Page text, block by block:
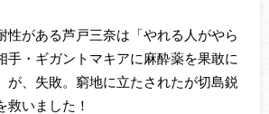
性がある芦戸三奈は「やれる人がやら
手・ギガントマキアに麻酔薬を果敢に
が、失敗。窮地に立たされたが切島鋭
救いました！